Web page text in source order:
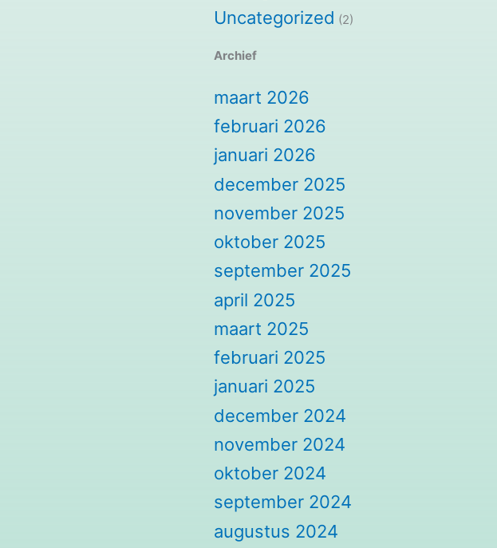
Uncategorized (2)
Archief
maart 2026
februari 2026
januari 2026
december 2025
november 2025
oktober 2025
september 2025
april 2025
maart 2025
februari 2025
januari 2025
december 2024
november 2024
oktober 2024
september 2024
augustus 2024